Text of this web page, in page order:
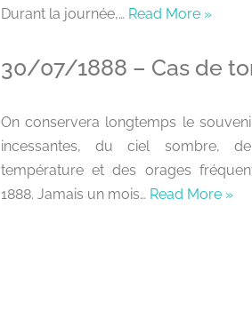
Durant la journée,… Read More »
30/07/1888 – Cas de
On conservera longtemps le
incessantes, du ciel sombre,
température et des orages
1888. Jamais un mois… Read More »